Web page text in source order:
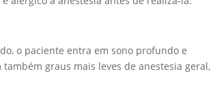
o paciente entra em sono profundo e
graus mais leves de anestesia geral,